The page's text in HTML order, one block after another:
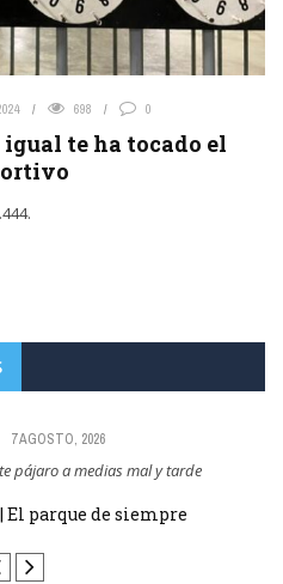
698 0
igual te ha tocado el
7 AGOSTO, 2026
pájaro a medias mal y tarde
El parque de siempre